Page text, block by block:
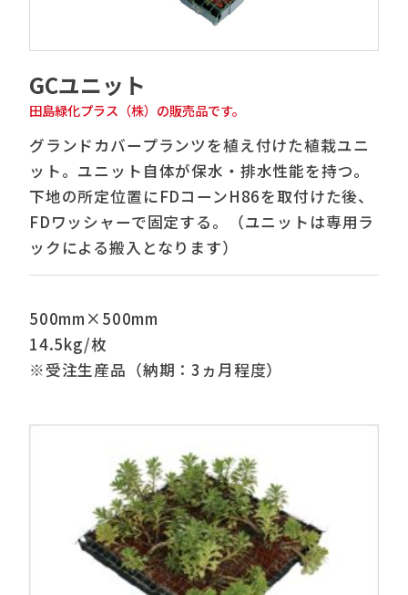
GCユニット
田島緑化プラス（株）の販売品です。
グランドカバープランツを植え付けた植栽ユニ
ット。ユニット自体が保水・排水性能を持つ。
下地の所定位置にFDコーンH86を取付けた後、
FDワッシャーで固定する。（ユニットは専用ラ
ックによる搬入となります）
500mm×500mm
14.5kg/枚
※受注生産品（納期：3ヵ月程度）